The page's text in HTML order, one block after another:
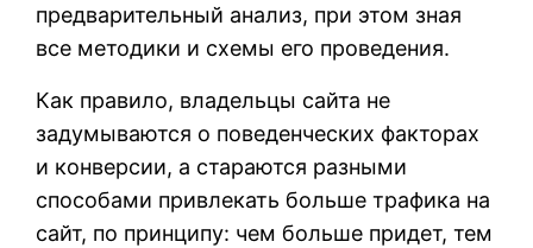
предварительный анализ, при этом зная
все методики и схемы его проведения.
Как правило, владельцы сайта не
задумываются о поведенческих факторах
и конверсии, а стараются разными
способами привлекать больше трафика на
сайт, по принципу: чем больше придет, тем